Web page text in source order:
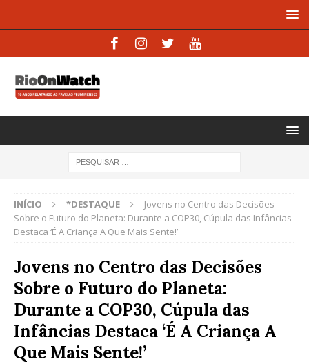
INÍCIO *DESTAQUE
Jovens no Centro das Decisões
Sobre o Futuro do Planeta: Durante a COP30, Cúpula das Infâncias
Destaca ‘É A Criança A Que Mais Sente!’
Jovens no Centro das Decisões
Sobre o Futuro do Planeta:
Durante a COP30, Cúpula das
Infâncias Destaca ‘É A Criança A
Que Mais Sente!’